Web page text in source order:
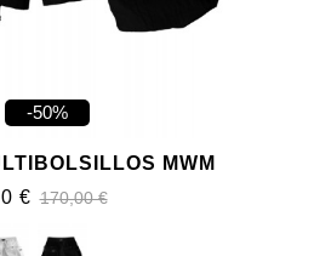
-50%
MWM
€ 170,00 €